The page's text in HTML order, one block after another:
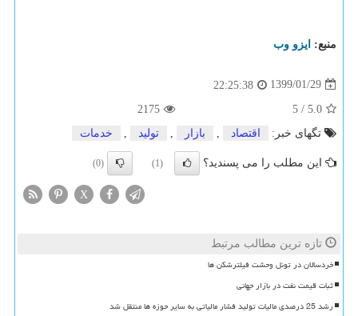
منبع: ایزو وب
1399/01/29
22:25:38
5.0
/
5
2175
تگهای خبر:
اقتصاد , بازار , تولید , خدمات
این مطلب را می پسندید؟ (1)
(0)
X
تازه ترین مطالب مرتبط
خردسالان در تونل وحشت فیلترشکن ها
ثبات قیمت نفت در بازار جهانی
رشد 25 درصدی مالیات تولید فشار مالیاتی به سایر حوزه ها منتقل شد